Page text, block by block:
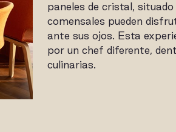
paneles de cristal,
comensales pueden
ante sus ojos. Esta
por un chef diferente,
culinarias.